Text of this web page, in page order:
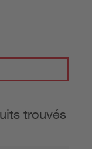
trouvés